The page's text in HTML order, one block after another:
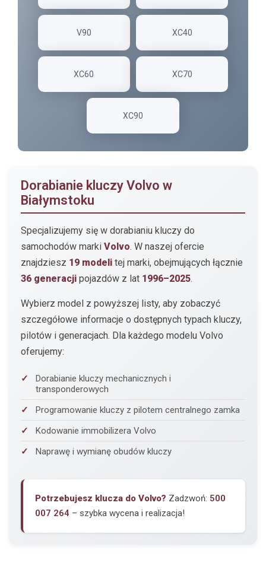
V90 XC40
XC60 XC70
XC90
Dorabianie kluczy Volvo w
Białymstoku
Specjalizujemy się w dorabianiu kluczy do
samochodów marki Volvo. W naszej ofercie
znajdziesz 19 modeli tej marki, obejmujących łącznie
36 generacji pojazdów z lat 1996–2025.
Wybierz model z powyższej listy, aby zobaczyć
szczegółowe informacje o dostępnych typach kluczy,
pilotów i generacjach. Dla każdego modelu Volvo
oferujemy:
Dorabianie kluczy mechanicznych i
transponderowych
Programowanie kluczy z pilotem centralnego zamka
Kodowanie immobilizera Volvo
Naprawę i wymianę obudów kluczy
Potrzebujesz klucza do Volvo? Zadzwoń: 500
007 264 – szybka wycena i realizacja!